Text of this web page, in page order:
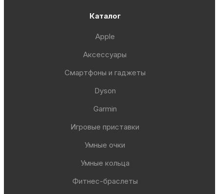
Каталог
Apple
Аксессуары
Смартфоны и гаджеты
Dyson
Garmin
Игровые приставки
Умные очки
Умные кольца
Фитнес-браслеты